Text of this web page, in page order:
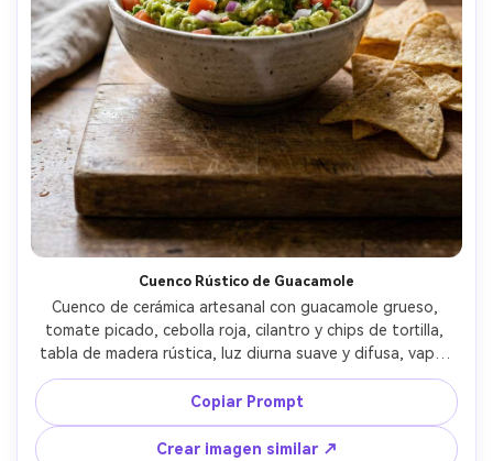
Cuenco Rústico de Guacamole
Cuenco de cerámica artesanal con guacamole grueso,
tomate picado, cebolla roja, cilantro y chips de tortilla,
tabla de madera rústica, luz diurna suave y difusa, vapor
sutil y frescura, textura fotorealista de comida, tomada
con Canon R5 y lente de 85mm, poca profundidad de
campo, ambiente acogedor de cocina --ar 4:5
Copiar Prompt
Crear imagen similar ↗